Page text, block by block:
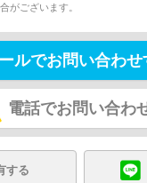
がございます。
ルでお問い合わ
電話でお問い合わ
する